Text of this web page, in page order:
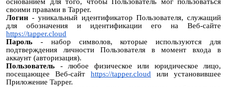
своими правами в Tapper.
Логин - уникальный идентификатор Пользователя, служащий
для обозначения и идентификации его на Веб-сайте
https://tapper.cloud
Пароль - набор символов, которые используются для
подтверждения личности Пользователя в момент входа в
аккаунт (авторизация).
Пользователь - любое физическое или юридическое лицо,
посещающее Веб-сайт https://tapper.cloud или установившее
Приложение Tapper.